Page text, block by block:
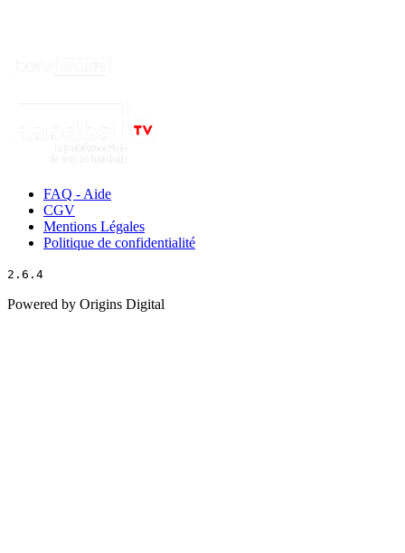
FAQ - Aide
CGV
Mentions Légales
Politique de confidentialité
2.6.4
Powered by Origins Digital